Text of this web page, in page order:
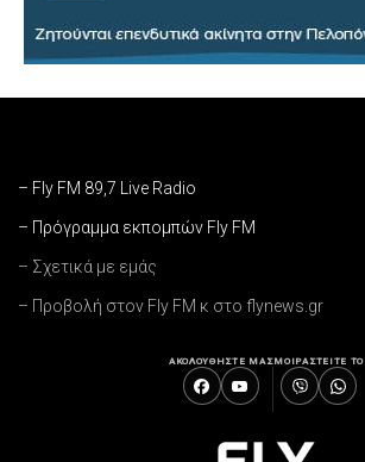
– Fly FM 89,7 Live Radio
– Πρόγραμμα εκπομπών Fly FM
– Σχετικά με εμάς
– Προβολή στον Fly FM κ στο flynews.gr
ΑΚΟΛΟΥΘΗΣΤΕ ΜΑΣΜΟΙΡΑΣΤΕΙΤΕ ΤΟ